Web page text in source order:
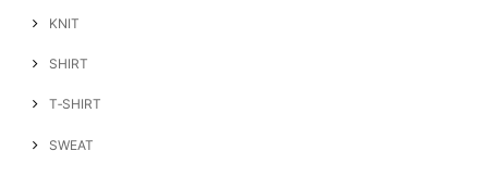
KNIT
SHIRT
T‐SHIRT
SWEAT